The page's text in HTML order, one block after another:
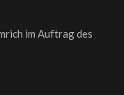
im Auftrag des